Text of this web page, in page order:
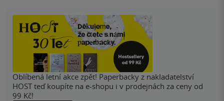
Oblíbená letní akce zpět! Paperbacky z nakladatelství
HOST teď koupíte na e-shopu i v prodejnách za ceny od
99 Kč!